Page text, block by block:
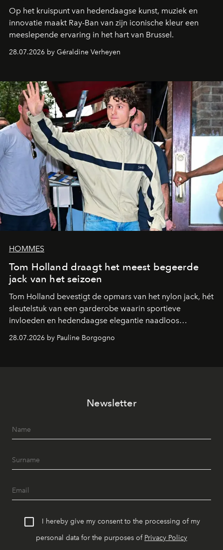
Op het kruispunt van hedendaagse kunst, muziek en
innovatie maakt Ray-Ban van zijn iconische kleur een
meeslepende ervaring in het hart van Brussel.
28.07.2026 by Géraldine Verheyen
HOMMES
Tom Holland draagt het meest begeerde
jack van het seizoen
Tom Holland bevestigt de opmars van het nylon jack, hét
sleutelstuk van een garderobe waarin sportieve
invloeden en hedendaagse elegantie naadloos
samenkomen.
28.07.2026 by Pauline Borgogno
Newsletter
I hereby give my consent to the processing of my
personal data for the purposes of Privacy Policy